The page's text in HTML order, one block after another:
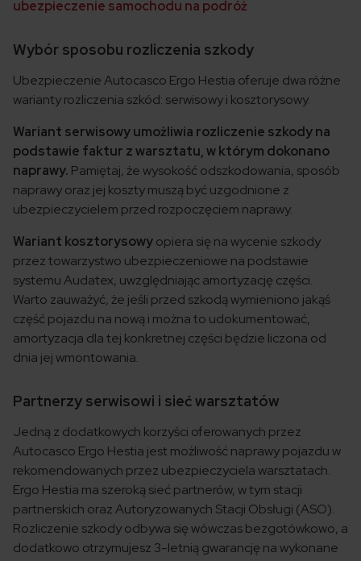
ubezpieczenie samochodu na podróż
Wybór sposobu rozliczenia szkody
Ubezpieczenie Autocasco Ergo Hestia oferuje dwa różne
warianty rozliczenia szkód: serwisowy i kosztorysowy.
Wariant serwisowy umożliwia rozliczenie szkody na
podstawie faktur z warsztatu, w którym dokonano
naprawy. Pamiętaj, że wysokość odszkodowania, sposób
naprawy oraz jej koszty muszą być uzgodnione z
ubezpieczycielem przed rozpoczęciem naprawy.
Wariant kosztorysowyopiera się na wycenie szkody
przez towarzystwo ubezpieczeniowe na podstawie
systemu Audatex, uwzględniając amortyzację części.
Warto zauważyć, że jeśli przed szkodą wymieniono jakąś
część pojazdu na nową i można to udokumentować,
amortyzacja dla tej konkretnej części będzie liczona od
dnia jej wmontowania.
Partnerzy serwisowi i sieć warsztatów
Jedną z dodatkowych korzyści oferowanych przez
Autocasco Ergo Hestia jest możliwość naprawy pojazdu w
rekomendowanych przez ubezpieczyciela warsztatach.
Ergo Hestia ma szeroką sieć partnerów, w tym stacji
partnerskich oraz Autoryzowanych Stacji Obsługi (ASO).
Rozliczenie szkody odbywa się wówczas bezgotówkowo, a
dodatkowo otrzymujesz 3-letnią gwarancję na wykonane